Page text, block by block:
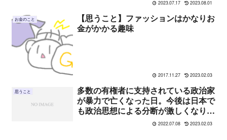
2023.07.17 2023.08.01
お金のこと
【思うこと】ファッションはかなりお
金がかかる趣味
2017.11.27 2023.02.03
思うこと
多数の有権者に支持されている政治家
が暴力で亡くなった日。今後は日本で
も政治思想による分断が激しくなりそ
2022.07.08 2023.02.03